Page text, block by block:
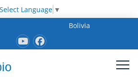
Select Language ▼
Bolivia